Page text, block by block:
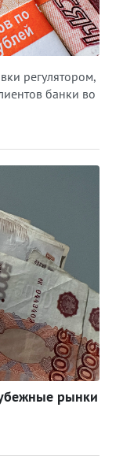
регулятором,
банки во
рынки